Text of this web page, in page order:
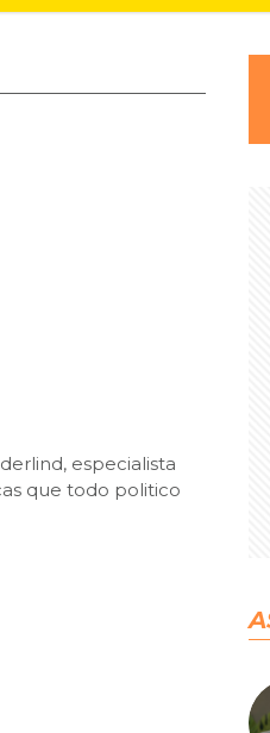
especialista
que todo politico